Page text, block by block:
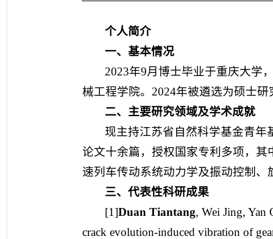
个人简介
一、基本情况
2023年9月博士毕业于重庆大学
械工程学院。2024年被遴选为硕士研
二、主要研究领域及学术成就
现主持江苏省自然科学基金青年
论文十余篇，授权国家专利多项，
速列车传动系统动力学及振动控制
三、代表性科研成果
[1]Duan Tiantang, Wei Jing, Yan
crack evolution-induced vibration of